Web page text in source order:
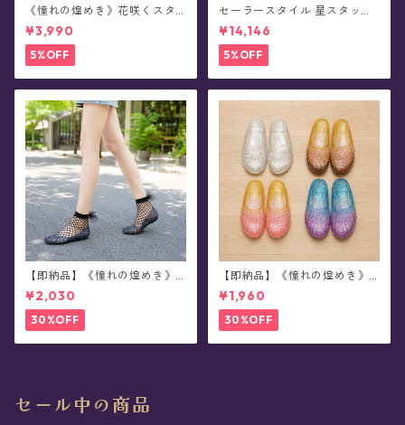
《憧れの煌めき》花咲くスタ
ージェリージュエル・サンダ
ル(全3色)
¥3,990
5%OFF
セーラースタイル 星スタッズ
ブーツ(全3色)
¥14,146
5%OFF
【即納品】《憧れの煌めき》
スタージェリージュエル・シ
ューズ(全6色)
¥2,030
30%OFF
【即納品】《憧れの煌めき》
スタージェリージュエル・ス
リッポン・シューズ(全4色)
¥1,960
30%OFF
セール中の商品